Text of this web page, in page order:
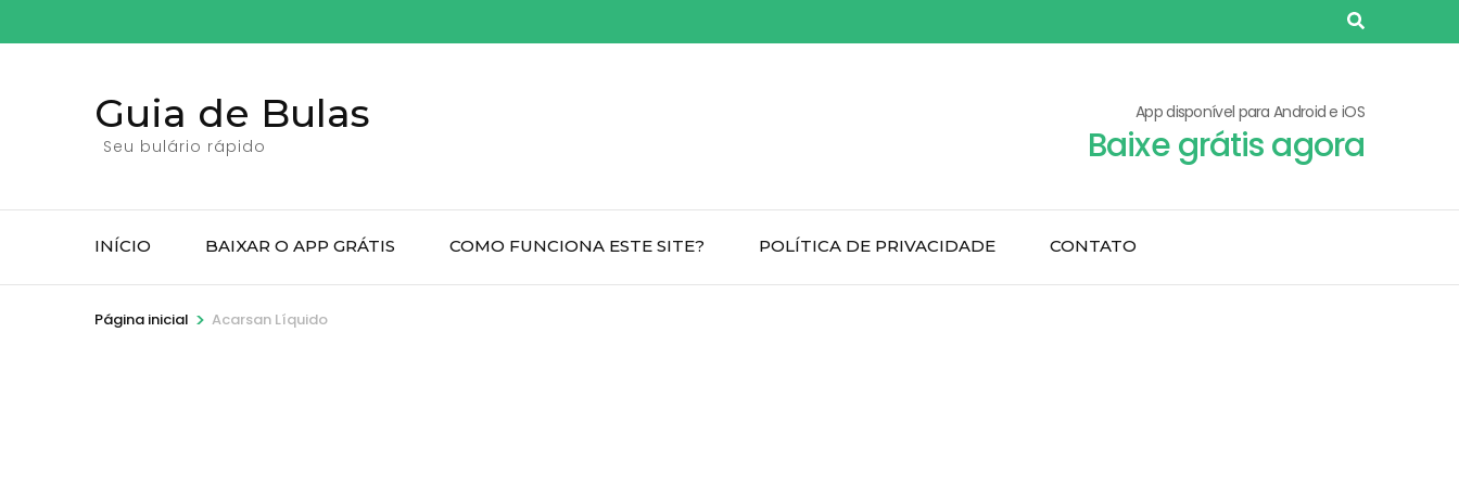
para
Guia de Bulas
Seu bulário rápido
App disponível para Android e iOS
Baixe grátis agora
INÍCIO BAIXAR O APP GRÁTIS COMO FUNCIONA ESTE SITE? POLÍTICA DE PRIVACIDADE CONTATO
Página inicial > Acarsan Líquido